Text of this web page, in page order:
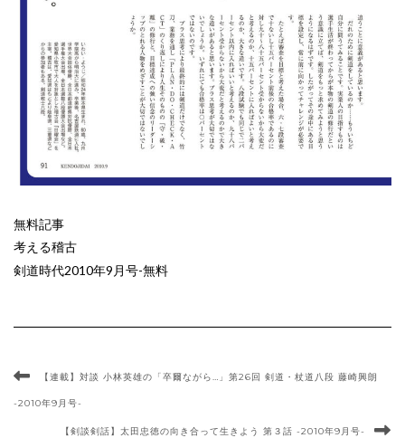
無料記事
考える稽古
剣道時代2010年9月号-無料
【連載】対談 小林英雄の「卒爾ながら…」第26回 剣道・杖道八段 藤崎興朗
-2010年9月号-
【剣談剣話】太田忠徳の向き合って生きよう 第３話 -2010年9月号-